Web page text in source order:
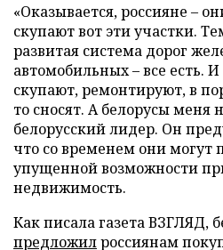
«Оказывается, россияне –
скупают вот эти участки.
развитая система дорог
автомобильных – все есть.
скупают, ремонтируют, в
то сносят. А белорусы меня
белорусский лидер. Он
что со временем они могут
упущенной возможности
недвижимость.
Как писала газета ВЗГЛЯД,
предложилроссиянам